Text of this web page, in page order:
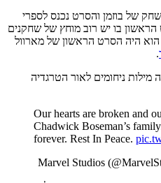
של בוזמן והסרט נכנס לספרי
בו יש רוב מוחץ של שחקנים
היה הסרט הראשון של מארוול
.
ניחומים לאור הטרגדיה
Our hearts are broken and
Chadwick Boseman’s
forever. Rest In Peace.